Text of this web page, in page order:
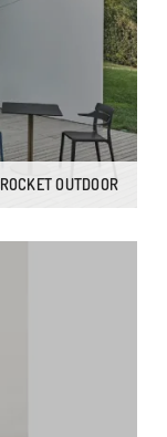
ROCKET OUTDOOR